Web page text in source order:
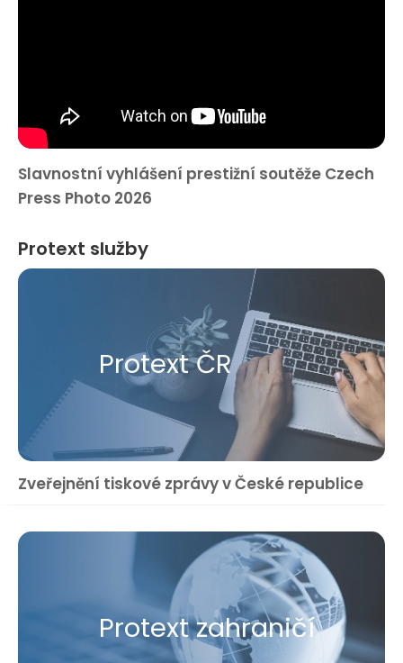
Slavnostní vyhlášení prestižní soutěže Czech
Press Photo 2026
Protext služby
Protext ČR
Zveřejnění tiskové zprávy v České republice
Protext zahraničí